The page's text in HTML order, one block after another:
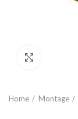
Home Montage